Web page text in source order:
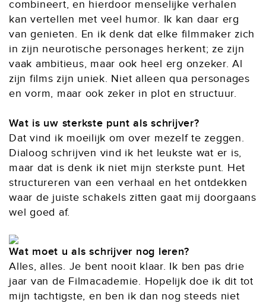
combineert, en hierdoor menselijke verhalen
kan vertellen met veel humor. Ik kan daar erg
van genieten. En ik denk dat elke filmmaker zich
in zijn neurotische personages herkent; ze zijn
vaak ambitieus, maar ook heel erg onzeker. Al
zijn films zijn uniek. Niet alleen qua personages
en vorm, maar ook zeker in plot en structuur.
Wat is uw sterkste punt als schrijver?
Dat vind ik moeilijk om over mezelf te zeggen.
Dialoog schrijven vind ik het leukste wat er is,
maar dat is denk ik niet mijn sterkste punt. Het
structureren van een verhaal en het ontdekken
waar de juiste schakels zitten gaat mij doorgaans
wel goed af.
Wat moet u als schrijver nog leren?
Alles, alles. Je bent nooit klaar. Ik ben pas drie
jaar van de Filmacademie. Hopelijk doe ik dit tot
mijn tachtigste, en ben ik dan nog steeds niet